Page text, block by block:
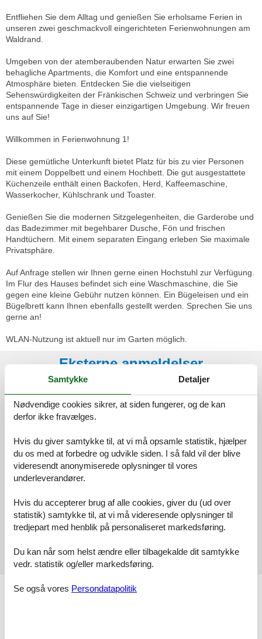
Entfliehen Sie dem Alltag und genießen Sie erholsame Ferien in
unseren zwei geschmackvoll eingerichteten Ferienwohnungen am
Waldrand.
Umgeben von der atemberaubenden Natur erwarten Sie zwei
behagliche Apartments, die Komfort und eine entspannende
Atmosphäre bieten. Entdecken Sie die vielseitigen
Sehenswürdigkeiten der Fränkischen Schweiz und verbringen Sie
entspannende Tage in dieser einzigartigen Umgebung. Wir freuen
uns auf Sie!
Willkommen in Ferienwohnung 1!
Diese gemütliche Unterkunft bietet Platz für bis zu vier Personen
mit einem Doppelbett und einem Hochbett. Die gut ausgestattete
Küchenzeile enthält einen Backofen, Herd, Kaffeemaschine,
Wasserkocher, Kühlschrank und Toaster.
Genießen Sie die modernen Sitzgelegenheiten, die Garderobe und
das Badezimmer mit begehbarer Dusche, Fön und frischen
Handtüchern. Mit einem separaten Eingang erleben Sie maximale
Privatsphäre.
Auf Anfrage stellen wir Ihnen gerne einen Hochstuhl zur Verfügung.
Im Flur des Hauses befindet sich eine Waschmaschine, die Sie
gegen eine kleine Gebühr nutzen können. Ein Bügeleisen und ein
Bügelbrett kann Ihnen ebenfalls gestellt werden. Sprechen Sie uns
gerne an!
WLAN-Nutzung ist aktuell nur im Garten möglich.
Eksterne anmeldelser
Vores gæsteanmeldelser Eksterne anmeldelser
4,4
Faciliteter:
Rengøring:
Beliggenhed:
Værdi for pengene:
Ingen detaljerede eksterne anmeldelser
Faciliteter
Samtykke Detaljer
Nødvendige cookies sikrer, at siden fungerer, og de kan
derfor ikke fravælges.
Hvis du giver samtykke til, at vi må opsamle statistik, hjælper
du os med at forbedre og udvikle siden. I så fald vil der blive
videresendt anonymiserede oplysninger til vores
underleverandører.
Hvis du accepterer brug af alle cookies, giver du (ud over
statistik) samtykke til, at vi må videresende oplysninger til
tredjepart med henblik på personaliseret markedsføring.
Du kan når som helst ændre eller tilbagekalde dit samtykke
vedr. statistik og/eller markedsføring.
Se også vores Persondatapolitik